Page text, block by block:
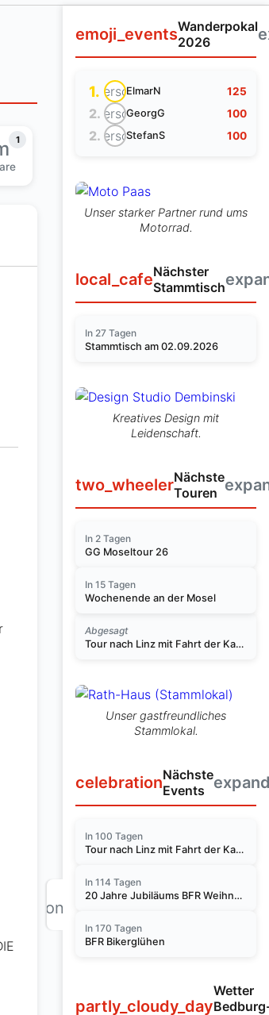
1
chevron_right
emoji_eventsWanderpokal
2026
1.personElmarN 125
2.personGeorgG 100
2.personStefanS 100
Unser starker Partner rund ums
Motorrad.
local_cafeNächster
Stammtisch
In 27 Tagen
Stammtisch am 02.09.2026
Kreatives Design mit
Leidenschaft.
two_wheelerNächste
Touren
In 2 Tagen
GG Moseltour 26
In 15 Tagen
Wochenende an der Mosel
Abgesagt
Tour nach Linz mit Fahrt der Kasbachtalbahn am 14.11.2026
Unser gastfreundliches
Stammlokal.
celebrationNächste
Events
In 100 Tagen
Tour nach Linz mit Fahrt der Kasbachtalbahn am 14.11.2026
In 114 Tagen
20 Jahre Jubiläums BFR Weihnachtsfest 2026
In 170 Tagen
BFR Bikerglühen
partly_cloudy_day
Wetter